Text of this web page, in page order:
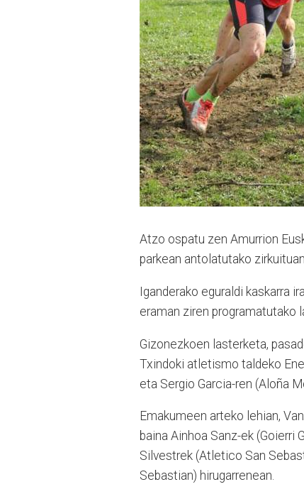
Atzo ospatu zen Amurrion
parkean antolatutako
Iganderako eguraldi kaskarra
eraman ziren programatutako
Gizonezkoen lasterketa,
Txindoki atletismo taldeko
eta Sergio Garcia-ren (Aloña
Emakumeen arteko lehian,
baina Ainhoa Sanz-ek (Goierri
Silvestrek (Atletico San
Sebastian) hirugarrenean.